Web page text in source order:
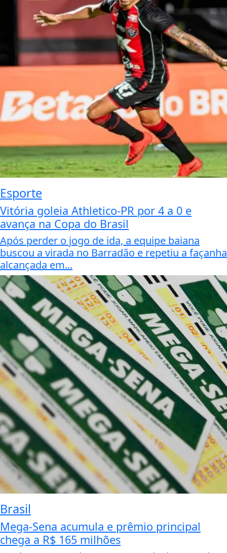
Esporte
Vitória goleia Athletico-PR por 4 a 0 e
avança na Copa do Brasil
Após perder o jogo de ida, a equipe baiana
buscou a virada no Barradão e repetiu a façanha
alcançada em...
Brasil
Mega-Sena acumula e prêmio principal
chega a R$ 165 milhões